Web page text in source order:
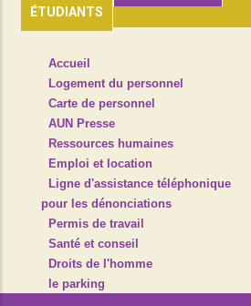
ÉTUDIANTS
HEADER
NAVIGATION
Accueil
Logement du personnel
Carte de personnel
AUN Presse
Ressources humaines
Emploi et location
Ligne d'assistance téléphonique
pour les dénonciations
Permis de travail
Santé et conseil
Droits de l'homme
le parking